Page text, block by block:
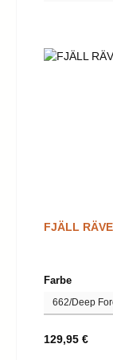
FJÄLL
Farbe
Regulärer
129,95 €